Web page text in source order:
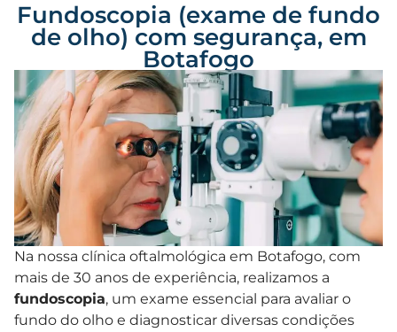
Fundoscopia (exame de fundo
de olho) com segurança, em
Botafogo
Na nossa clínica oftalmológica em Botafogo, com
mais de 30 anos de experiência, realizamos a
fundoscopia, um exame essencial para avaliar o
fundo do olho e diagnosticar diversas condições